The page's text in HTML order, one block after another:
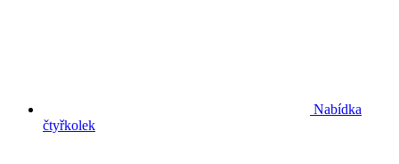
Nabídka
čtyřkolek